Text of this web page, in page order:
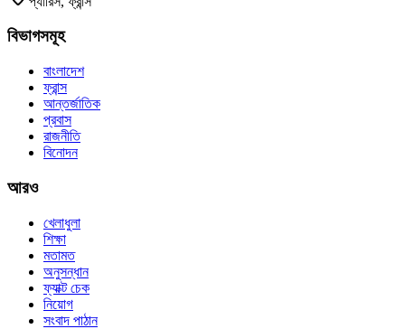
বিভাগসমূহ
বাংলাদেশ
ফ্রান্স
আন্তর্জাতিক
প্রবাস
রাজনীতি
বিনোদন
আরও
খেলাধুলা
শিক্ষা
মতামত
অনুসন্ধান
ফ্যাক্ট চেক
নিয়োগ
সংবাদ পাঠান